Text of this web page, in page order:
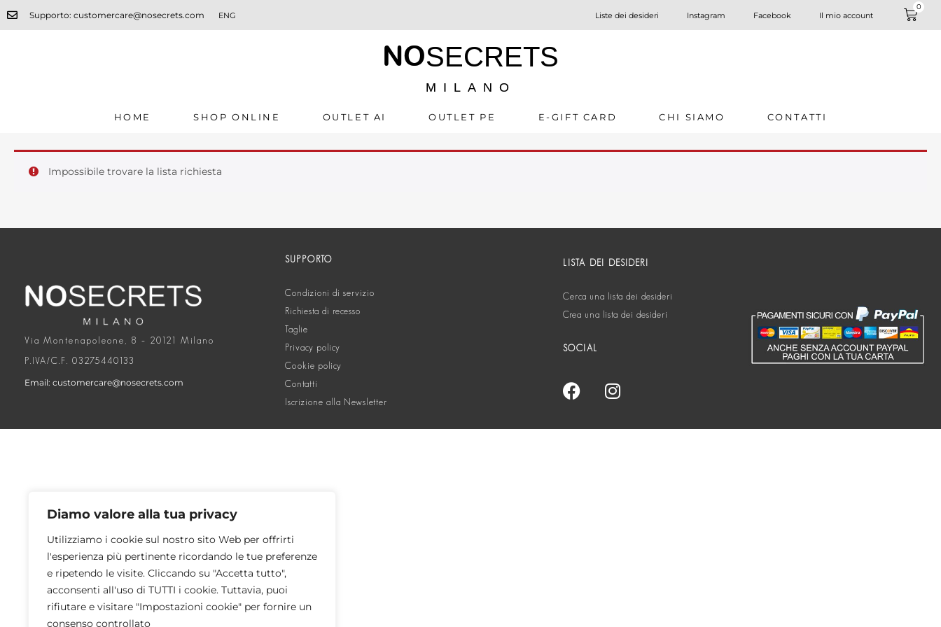
Diamo valore alla tua privacy
Utilizziamo i cookie sul nostro sito Web per offrirti
l'esperienza più pertinente ricordando le tue preferenze
e ripetendo le visite. Cliccando su "Accetta tutto",
acconsenti all'uso di TUTTI i cookie. Tuttavia, puoi
rifiutare e visitare "Impostazioni cookie" per fornire un
consenso controllato
Supporto: customercare@nosecrets.com ENG Liste dei desideri Instagram Facebook Il mio account
0
NOSECRETS
MILANO
HOME SHOP ONLINE OUTLET AI OUTLET PE E-GIFT CARD CHI SIAMO CONTATTI
Impossibile trovare la lista richiesta
Via Montenapoleone, 8 – 20121 Milano
P.IVA/C.F. 03275440133
Email: customercare@nosecrets.com
SUPPORTO
Condizioni di servizio
Richiesta di recesso
Taglie
Privacy policy
Cookie policy
Contatti
Iscrizione alla Newsletter
LISTA DEI DESIDERI
Cerca una lista dei desideri
Crea una lista dei desideri
SOCIAL